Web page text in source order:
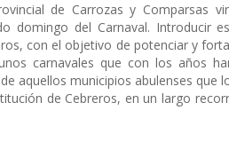
de Carrozas y Comparsas
domingo del Carnaval. Introducir
con el objetivo de potenciar y
carnavales que con los años
aquellos municipios abulenses que
de Cebreros, en un largo